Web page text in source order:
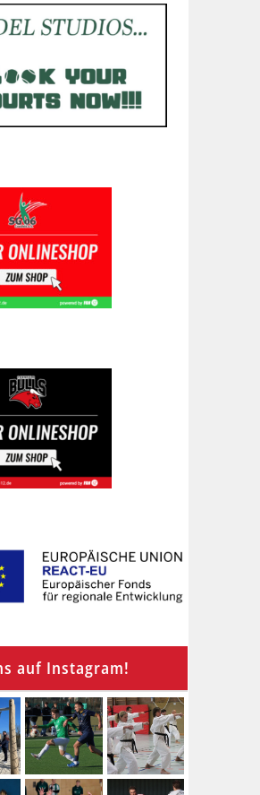
auf Instagram!